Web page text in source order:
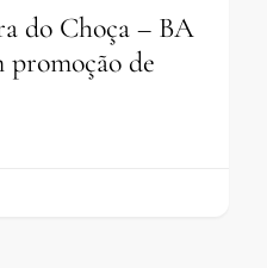
do Choça – BA
promoção de